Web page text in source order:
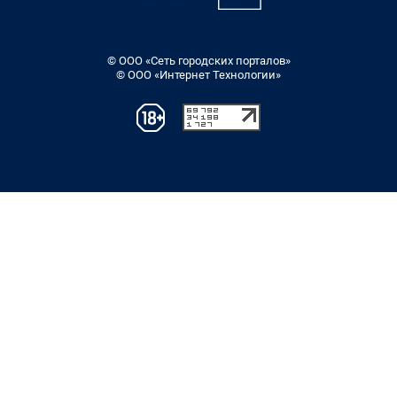
© ООО «Сеть городских порталов»
© ООО «Интернет Технологии»